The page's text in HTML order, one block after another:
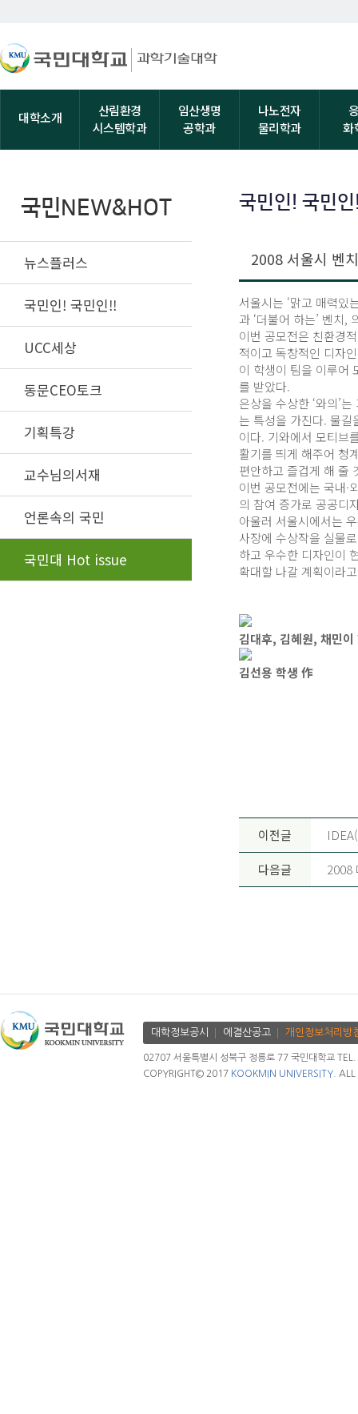
대학소개
산림환경
시스템학과
임산생명
공학과
나노전자
물리학과
화
국민NEW&HOT
뉴스플러스
국민인! 국민인!!
UCC세상
동문CEO토크
기획특강
교수님의서재
언론속의 국민
국민대 Hot issue
국민인! 국민
2008 서울시 벤
서울시는 ‘맑고 매력있
과 ‘더불어 하는’ 벤치
이번 공모전은 친환경
적이고 독창적인 디자
이 학생이 팀을 이루어
를 받았다.
은상을 수상한 ‘와의’
는 특성을 가진다. 물
이다. 기와에서 모티브
활기를 띄게 해주어 청
편안하고 즐겁게 해 줄
이번 공모전에는 국내·
의 참여 증가로 공공디
아울러 서울시에서는
사장에 수상작을 실물
하고 우수한 디자인이
확대할 나갈 계획이라
김대후, 김혜원, 채민이
김선용 학생 作
이전글
다음글 2008
대학정보공시 에결산공고 개인정보처리방
02707 서울특별시 성북구 정릉로 77 국민대학교
COPYRIGHT© 2017 KOOKMIN UNIVERSITY. ALL